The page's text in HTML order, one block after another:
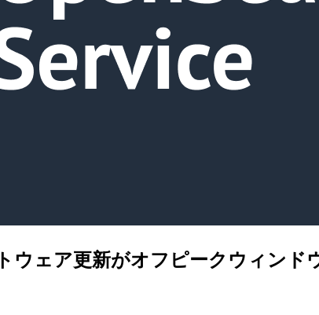
ェア更新がオフピークウィンド